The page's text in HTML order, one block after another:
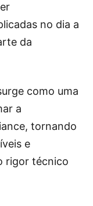
no dia a
da
como uma
a
tornando
e
rigor técnico